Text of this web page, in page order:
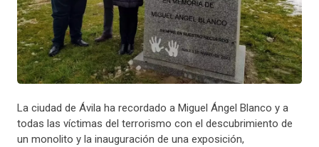
La ciudad de Ávila ha recordado a Miguel Ángel Blanco y a
todas las víctimas del terrorismo con el descubrimiento de
un monolito y la inauguración de una exposición,